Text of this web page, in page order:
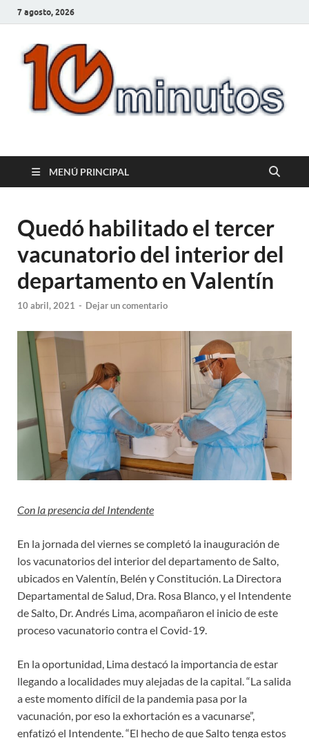
7 agosto, 2026
10minutos.com.uy
MENÚ PRINCIPAL
Quedó habilitado el tercer
vacunatorio del interior del
departamento en Valentín
10 abril, 2021 - Dejar un comentario
Con la presencia del Intendente
En la jornada del viernes se completó la inauguración de
los vacunatorios del interior del departamento de Salto,
ubicados en Valentín, Belén y Constitución. La Directora
Departamental de Salud, Dra. Rosa Blanco, y el Intendente
de Salto, Dr. Andrés Lima, acompañaron el inicio de este
proceso vacunatorio contra el Covid-19.
En la oportunidad, Lima destacó la importancia de estar
llegando a localidades muy alejadas de la capital. “La salida
a este momento difícil de la pandemia pasa por la
vacunación, por eso la exhortación es a vacunarse”,
enfatizó el Intendente. “El hecho de que Salto tenga estos